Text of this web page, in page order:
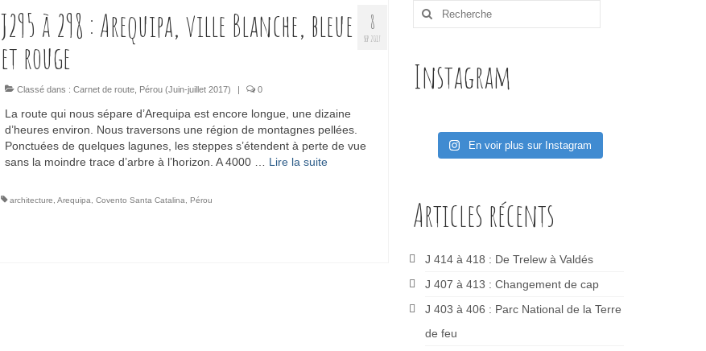
8
SEP 2017
J295 à 298 : Arequipa, ville Blanche, bleue
et rouge
Classé dans : Carnet de route, Pérou (Juin-juillet 2017) 0
La route qui nous sépare d’Arequipa est encore longue, une dizaine
d’heures environ. Nous traversons une région de montagnes pellées.
Ponctuées de quelques lagunes, les steppes s’étendent à perte de vue
sans la moindre trace d’arbre à l’horizon. A 4000 … Lire la suite­­
architecture, Arequipa, Covento Santa Catalina, Pérou
Rechercher
Instagram
En voir plus sur Instagram
Articles récents
J 414 à 418 : De Trelew à Valdés
J 407 à 413 : Changement de cap
J 403 à 406 : Parc National de la Terre
de feu